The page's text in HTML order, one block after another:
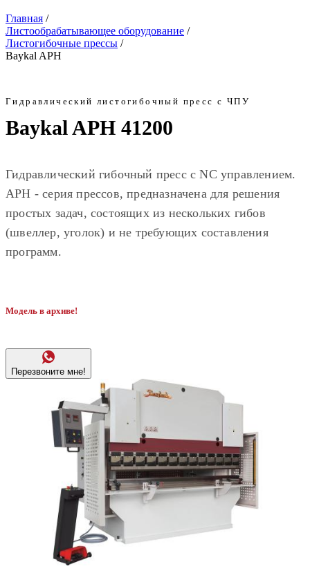
Главная /
Листообрабатывающее оборудование /
Листогибочные прессы /
Baykal APH
Гидравлический листогибочный пресс с ЧПУ
Baykal APH 41200
Гидравлический гибочный пресс с NC управлением.
APH - серия прессов, предназначена для решения
простых задач, состоящих из нескольких гибов
(швеллер, уголок) и не требующих составления
программ.
Модель в архиве!
Перезвоните мне!